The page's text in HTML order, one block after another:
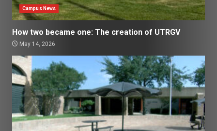
Campus News
How two became one: The creation of UTRGV
May 14, 2026